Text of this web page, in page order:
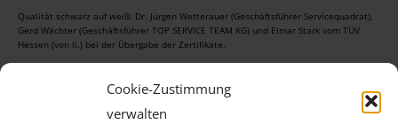
Cookie-Zustimmung
verwalten
Qualität schwarz auf weiß: Dr. Jürgen Wetterauer (Geschäftsführer Servicequadrat),
Gerd Wächter (Geschäftsführer TOP SERVICE TEAM KG) und Elmar Stark vom TÜV
Hessen (von li.) bei der Übergabe der Zertifikate.